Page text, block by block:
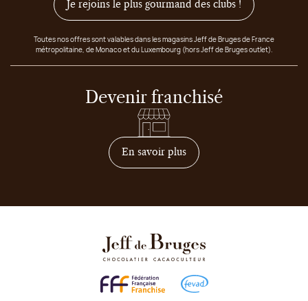
Je rejoins le plus gourmand des clubs !
Toutes nos offres sont valables dans les magasins Jeff de Bruges de France
métropolitaine, de Monaco et du Luxembourg (hors Jeff de Bruges outlet).
Devenir franchisé
En savoir plussur comment devenir